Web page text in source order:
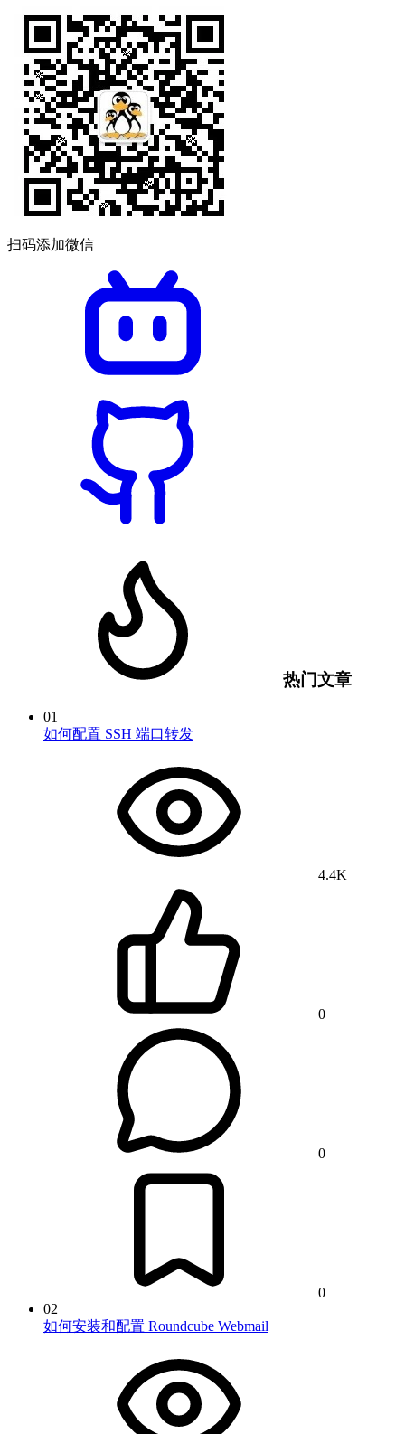
扫码添加微信
热门文章
01
如何配置 SSH 端口转发
4.4K
0
0
0
02
如何安装和配置 Roundcube Webmail